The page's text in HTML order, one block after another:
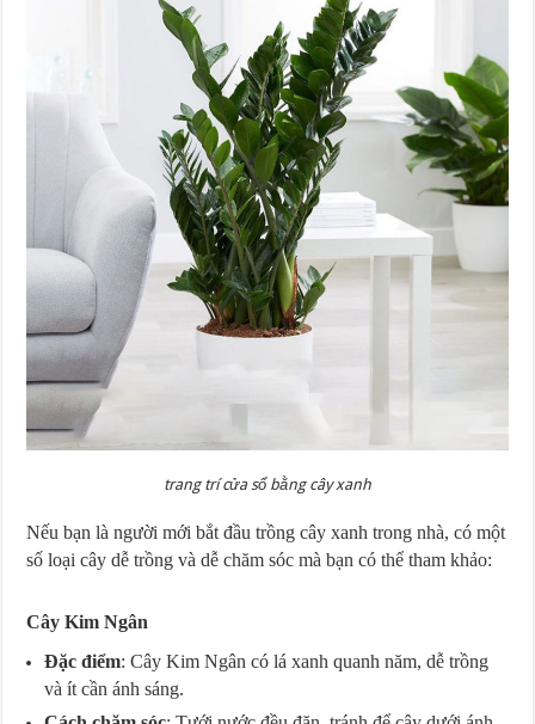
trang trí cửa sổ bằng cây xanh
Nếu bạn là người mới bắt đầu trồng cây xanh trong nhà, có một
số loại cây dễ trồng và dễ chăm sóc mà bạn có thể tham khảo:
Cây Kim Ngân
Đặc điểm: Cây Kim Ngân có lá xanh quanh năm, dễ trồng
và ít cần ánh sáng.